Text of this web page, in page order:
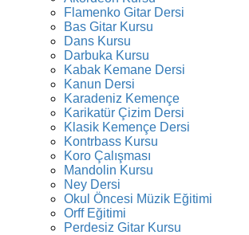
Flamenko Gitar Dersi
Bas Gitar Kursu
Dans Kursu
Darbuka Kursu
Kabak Kemane Dersi
Kanun Dersi
Karadeniz Kemençe
Karikatür Çizim Dersi
Klasik Kemençe Dersi
Kontrbass Kursu
Koro Çalışması
Mandolin Kursu
Ney Dersi
Okul Öncesi Müzik Eğitimi
Orff Eğitimi
Perdesiz Gitar Kursu